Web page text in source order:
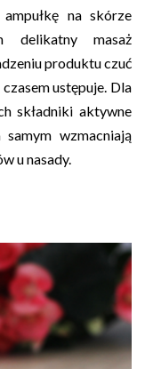
na skórze
delikatny masaż
produktu czuć
ustępuje. Dla
składniki aktywne
wzmacniają
u nasady.